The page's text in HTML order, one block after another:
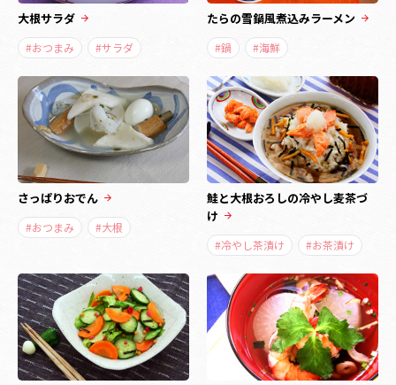
大根サラダ
#おつまみ #サラダ
たらの雪鍋風煮込みラーメン
#鍋 #海鮮
さっぱりおでん
#おつまみ #大根
鮭と大根おろしの冷やし麦茶づ
け
#冷やし茶漬け #お茶漬け